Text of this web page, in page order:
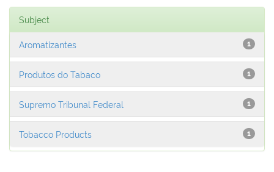
Subject
1
Aromatizantes
1
Produtos do Tabaco
1
Supremo Tribunal Federal
1
Tobacco Products